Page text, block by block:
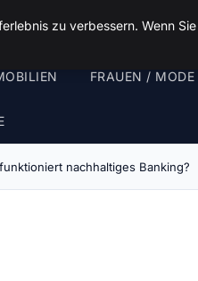
FRAUEN / MODE
nachhaltiges Banking?
zu verbessern. Wenn